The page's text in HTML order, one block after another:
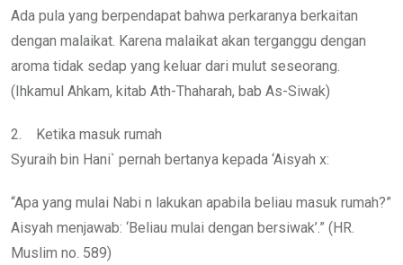
Ada pula yang berpendapat bahwa perkaranya berkaitan
dengan malaikat. Karena malaikat akan terganggu dengan
aroma tidak sedap yang keluar dari mulut seseorang.
(Ihkamul Ahkam, kitab Ath-Thaharah, bab As-Siwak)
2. Ketika masuk rumah
Syuraih bin Hani` pernah bertanya kepada ‘Aisyah x:
“Apa yang mulai Nabi n lakukan apabila beliau masuk rumah?”
Aisyah menjawab: ‘Beliau mulai dengan bersiwak’.” (HR.
Muslim no. 589)